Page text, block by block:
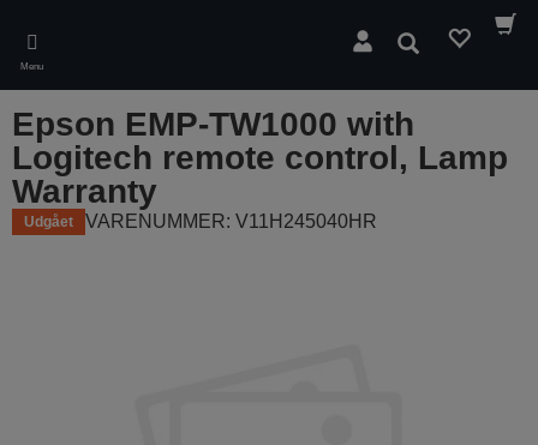
main
content
Menu
Søg
Epson EMP-TW1000 with
Logitech remote control, Lamp
Warranty
Udgået VARENUMMER: V11H245040HR